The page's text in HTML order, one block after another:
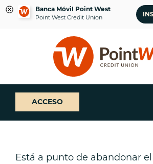
Banca Móvil Point West
Point West Credit Union
sesión
banca
web
¿Qué
podemos
ayudarte
a
ACCESO
Está a punto de abandonar